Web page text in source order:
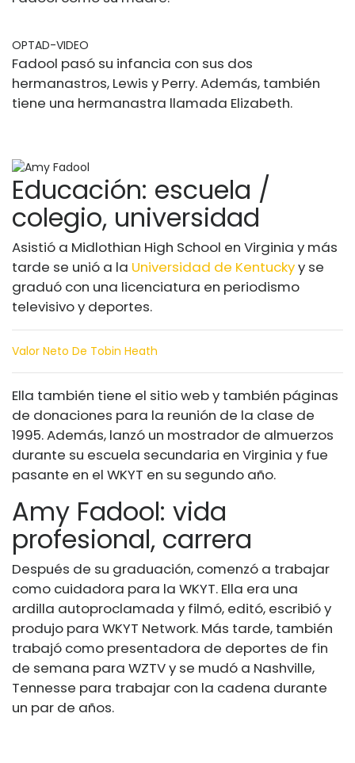
OPTAD-VIDEO
Fadool pasó su infancia con sus dos
hermanastros, Lewis y Perry. Además, también
tiene una hermanastra llamada Elizabeth.
Educación: escuela /
colegio, universidad
Asistió a Midlothian High School en Virginia y más
tarde se unió a la Universidad de Kentuckyy se
graduó con una licenciatura en periodismo
televisivo y deportes.
Valor Neto De Tobin Heath
Ella también tiene el sitio web y también páginas
de donaciones para la reunión de la clase de
1995. Además, lanzó un mostrador de almuerzos
durante su escuela secundaria en Virginia y fue
pasante en el WKYT en su segundo año.
Amy Fadool: vida
profesional, carrera
Después de su graduación, comenzó a trabajar
como cuidadora para la WKYT. Ella era una
ardilla autoproclamada y filmó, editó, escribió y
produjo para WKYT Network. Más tarde, también
trabajó como presentadora de deportes de fin
de semana para WZTV y se mudó a Nashville,
Tennesse para trabajar con la cadena durante
un par de años.